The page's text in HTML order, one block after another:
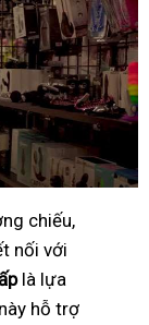
chiếu,
nối với
là lựa
hỗ trợ